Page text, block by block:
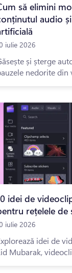
să elimini
audio
iulie 2026
și șterge
nedorite din
idei de
rețelele de
iulie 2026
idei de
Mubarak,